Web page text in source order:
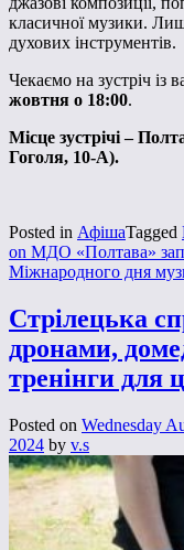
класичної музики.
духових інструментів.
Чекаємо на зустріч із
жовтня о 18:00.
Місце зустрічі –
Гоголя, 10-А).
Posted in АфішаTagged
on МДО «Полтава»
Міжнародного дня
Стрілецька
дронами,
тренінги для
Posted on Wednesday
2024 by v.s